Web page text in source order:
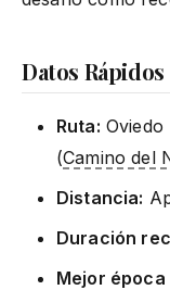
Datos Rápidos
Ruta:
(Camino del
Distancia:
Duración
Mejor